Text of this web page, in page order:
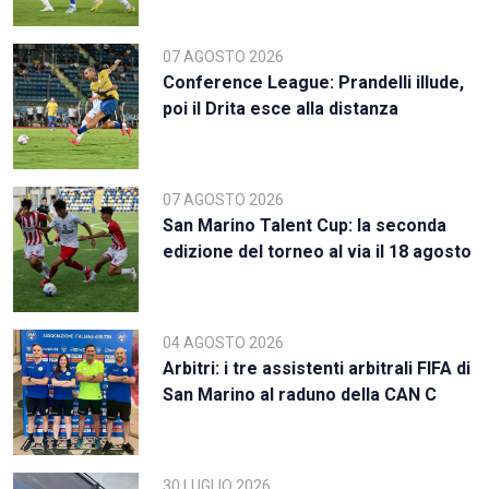
07 AGOSTO 2026
Conference League: Prandelli illude,
poi il Drita esce alla distanza
07 AGOSTO 2026
San Marino Talent Cup: la seconda
edizione del torneo al via il 18 agosto
04 AGOSTO 2026
Arbitri: i tre assistenti arbitrali FIFA di
San Marino al raduno della CAN C
30 LUGLIO 2026